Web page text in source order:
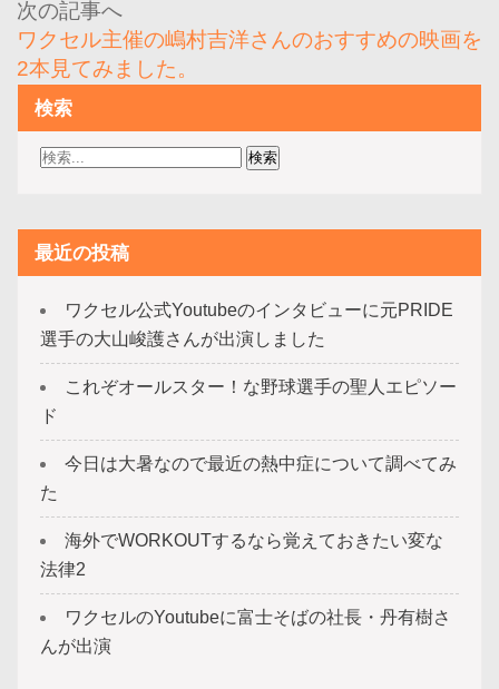
ビ
ゲ
ー
シ
ョ
ワクセル主催の嶋村吉洋さんのおすすめの映画を
2本見てみました。
検索
最近の投稿
ワクセル公式Youtubeのインタビューに元PRIDE
選手の大山峻護さんが出演しました
これぞオールスター！な野球選手の聖人エピソー
ド
今日は大暑なので最近の熱中症について調べてみ
た
海外でWORKOUTするなら覚えておきたい変な
法律2
ワクセルのYoutubeに富士そばの社長・丹有樹さ
んが出演